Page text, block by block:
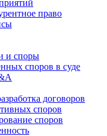
право
и споры
споров в суде
договоров
споров
споров